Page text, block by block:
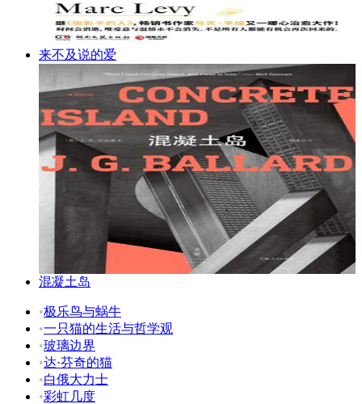
来不及说的爱
混凝土岛
•极乐鸟与蜗牛
•一只猫的生活与哲学观
•玻璃边界
•达·芬奇的猫
•白俄大力士
•彩虹几度